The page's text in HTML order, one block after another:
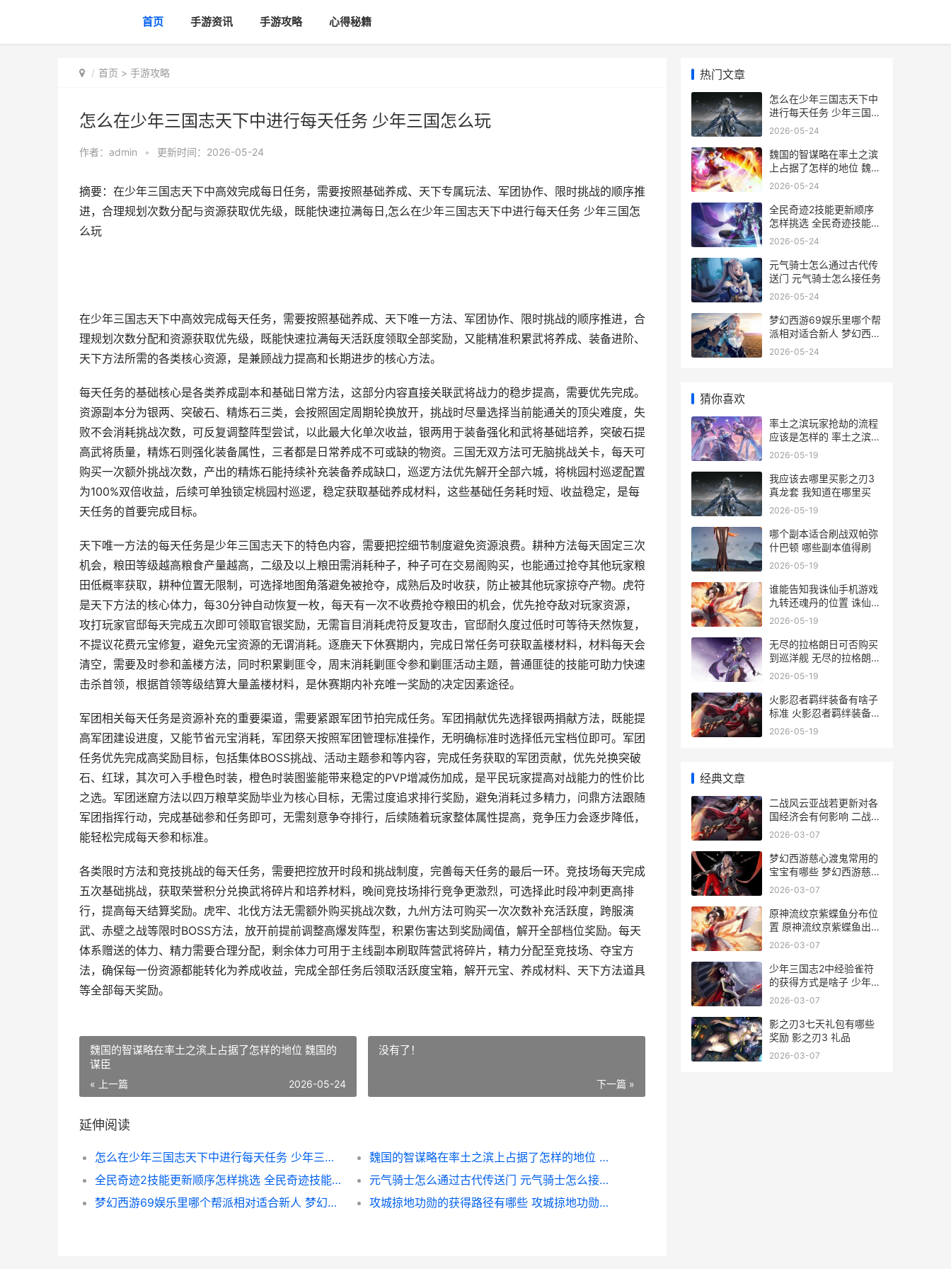
首页 手游资讯 手游攻略 心得秘籍
首页 > 手游攻略
怎么在少年三国志天下中进行每天任务 少年三国怎么玩
作者： admin • 更新时间：2026-05-24
摘要：在少年三国志天下中高效完成每日任务，需要按照基础养成、天下专属玩法、军团协作、限时挑战的顺序推
进，合理规划次数分配与资源获取优先级，既能快速拉满每日,怎么在少年三国志天下中进行每天任务 少年三国怎
么玩
在少年三国志天下中高效完成每天任务，需要按照基础养成、天下唯一方法、军团协作、限时挑战的顺序推进，合
理规划次数分配和资源获取优先级，既能快速拉满每天活跃度领取全部奖励，又能精准积累武将养成、装备进阶、
天下方法所需的各类核心资源，是兼顾战力提高和长期进步的核心方法。
每天任务的基础核心是各类养成副本和基础日常方法，这部分内容直接关联武将战力的稳步提高，需要优先完成。
资源副本分为银两、突破石、精炼石三类，会按照固定周期轮换放开，挑战时尽量选择当前能通关的顶尖难度，失
败不会消耗挑战次数，可反复调整阵型尝试，以此最大化单次收益，银两用于装备强化和武将基础培养，突破石提
高武将质量，精炼石则强化装备属性，三者都是日常养成不可或缺的物资。三国无双方法可无脑挑战关卡，每天可
购买一次额外挑战次数，产出的精炼石能持续补充装备养成缺口，巡逻方法优先解开全部六城，将桃园村巡逻配置
为100%双倍收益，后续可单独锁定桃园村巡逻，稳定获取基础养成材料，这些基础任务耗时短、收益稳定，是每
天任务的首要完成目标。
天下唯一方法的每天任务是少年三国志天下的特色内容，需要把控细节制度避免资源浪费。耕种方法每天固定三次
机会，粮田等级越高粮食产量越高，二级及以上粮田需消耗种子，种子可在交易阁购买，也能通过抢夺其他玩家粮
田低概率获取，耕种位置无限制，可选择地图角落避免被抢夺，成熟后及时收获，防止被其他玩家掠夺产物。虎符
是天下方法的核心体力，每30分钟自动恢复一枚，每天有一次不收费抢夺粮田的机会，优先抢夺敌对玩家资源，
攻打玩家官邸每天完成五次即可领取官银奖励，无需盲目消耗虎符反复攻击，官邸耐久度过低时可等待天然恢复，
不提议花费元宝修复，避免元宝资源的无谓消耗。逐鹿天下休赛期内，完成日常任务可获取盖楼材料，材料每天会
清空，需要及时参和盖楼方法，同时积累剿匪令，周末消耗剿匪令参和剿匪活动主题，普通匪徒的技能可助力快速
击杀首领，根据首领等级结算大量盖楼材料，是休赛期内补充唯一奖励的决定因素途径。
军团相关每天任务是资源补充的重要渠道，需要紧跟军团节拍完成任务。军团捐献优先选择银两捐献方法，既能提
高军团建设进度，又能节省元宝消耗，军团祭天按照军团管理标准操作，无明确标准时选择低元宝档位即可。军团
任务优先完成高奖励目标，包括集体BOSS挑战、活动主题参和等内容，完成任务获取的军团贡献，优先兑换突破
石、红球，其次可入手橙色时装，橙色时装图鉴能带来稳定的PVP增减伤加成，是平民玩家提高对战能力的性价比
之选。军团迷窟方法以四万粮草奖励毕业为核心目标，无需过度追求排行奖励，避免消耗过多精力，问鼎方法跟随
军团指挥行动，完成基础参和任务即可，无需刻意争夺排行，后续随着玩家整体属性提高，竞争压力会逐步降低，
能轻松完成每天参和标准。
各类限时方法和竞技挑战的每天任务，需要把控放开时段和挑战制度，完善每天任务的最后一环。竞技场每天完成
五次基础挑战，获取荣誉积分兑换武将碎片和培养材料，晚间竞技场排行竞争更激烈，可选择此时段冲刺更高排
行，提高每天结算奖励。虎牢、北伐方法无需额外购买挑战次数，九州方法可购买一次次数补充活跃度，跨服演
武、赤壁之战等限时BOSS方法，放开前提前调整高爆发阵型，积累伤害达到奖励阈值，解开全部档位奖励。每天
体系赠送的体力、精力需要合理分配，剩余体力可用于主线副本刷取阵营武将碎片，精力分配至竞技场、夺宝方
法，确保每一份资源都能转化为养成收益，完成全部任务后领取活跃度宝箱，解开元宝、养成材料、天下方法道具
等全部每天奖励。
魏国的智谋略在率土之滨上占据了怎样的地位 魏国的
谋臣
« 上一篇 2026-05-24
没有了！
下一篇 »
延伸阅读
怎么在少年三国志天下中进行每天任务 少年三国怎么玩
魏国的智谋略在率土之滨上占据了怎样的地位 魏国的谋臣
全民奇迹2技能更新顺序怎样挑选 全民奇迹技能附带加成怎么弄
元气骑士怎么通过古代传送门 元气骑士怎么接任务
梦幻西游69娱乐里哪个帮派相对适合新人 梦幻西游69娱乐五开最佳组合
攻城掠地功勋的获得路径有哪些 攻城掠地功勋怎么刷
热门文章
怎么在少年三国志天下中
进行每天任务 少年三国怎
么玩
2026-05-24
魏国的智谋略在率土之滨
上占据了怎样的地位 魏国
的谋臣
2026-05-24
全民奇迹2技能更新顺序
怎样挑选 全民奇迹技能附
带加成怎么弄
2026-05-24
元气骑士怎么通过古代传
送门 元气骑士怎么接任务
2026-05-24
梦幻西游69娱乐里哪个帮
派相对适合新人 梦幻西游
69娱乐五开最佳组合
2026-05-24
猜你喜欢
率土之滨玩家抢劫的流程
应该是怎样的 率土之滨抢
号攻略
2026-05-19
我应该去哪里买影之刃3
真龙套 我知道在哪里买
2026-05-19
哪个副本适合刷战双帕弥
什巴顿 哪些副本值得刷
2026-05-19
谁能告知我诛仙手机游戏
九转还魂丹的位置 诛仙谁
写
2026-05-19
无尽的拉格朗日可否购买
到巡洋舰 无尽的拉格朗日
兑换码
2026-05-19
火影忍者羁绊装备有啥子
标准 火影忍者羁绊装备合
成攻略
2026-05-19
经典文章
二战风云亚战若更新对各
国经济会有何影响 二战风
云二视频
2026-03-07
梦幻西游慈心渡鬼常用的
宝宝有哪些 梦幻西游慈心
渡鬼值得刷吗
2026-03-07
原神流纹京紫蝶鱼分布位
置 原神流纹京紫蝶鱼出没
时间
2026-03-07
少年三国志2中经验雀符
的获得方式是啥子 少年三
国志2中为什么会出现原
2026-03-07
影之刃3七天礼包有哪些
奖励 影之刃3 礼品
2026-03-07